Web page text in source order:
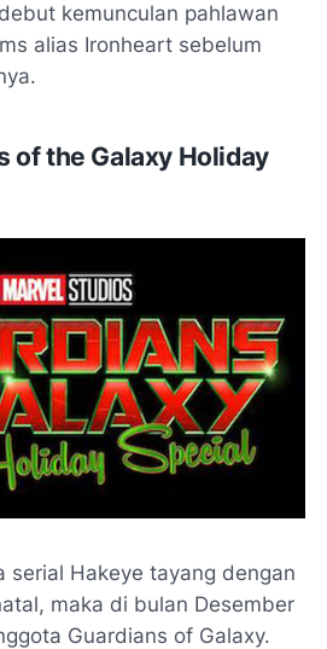
kemunculan pahlawan
alias Ironheart sebelum
of the Galaxy Holiday
serial Hakeye tayang dengan
maka di bulan Desember
Guardians of Galaxy.